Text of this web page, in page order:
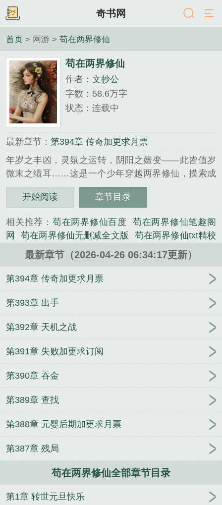
奇书网
首页 > 网游 > 苟在两界修仙
苟在两界修仙
作者： 文抄公
字数：58.6万字
状态：连载中
最新章节： 第394章 传奇加更求月票
年岁之丰凶，灵氛之运转，阴阳之嬗变——此皆值岁
微末之绩耳……这是一个少年穿越两界修仙，摸索成
为【值岁】的故事……...
《苟在两界修仙》是文抄公精心创作的网游类小说。
开始阅读 章节目录
相关推荐： 苟在两界修仙百度
苟在两界修仙笔趣阁
网
苟在两界修仙无删减全文版
苟在两界修仙txt精校
苟在两界修仙手打无错字版 苟在两界修仙txt
在两界修仙无错版
苟在两界修仙文抄公笔趣阁
两界修仙免费 苟在两界修仙免费阅读
苟在两界修仙
抄公 苟在两界修仙百科
最新章节（2026-04-26 06:34:17更新）
第394章 传奇加更求月票
第393章 出手
第392章 天机之战
第391章 失败加更求订阅
第390章 吞金
第389章 查找
第388章 元婴后期加更求月票
第387章 残局
苟在两界修仙全部章节目录
第1章 转世元旦快乐